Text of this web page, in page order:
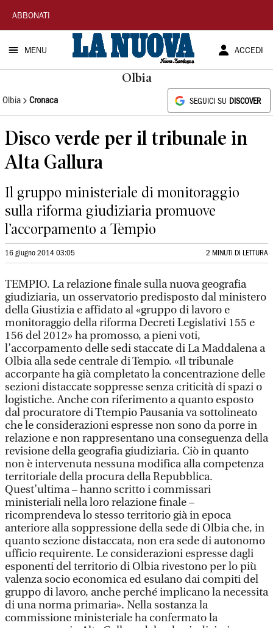
La
Nuova
Sardegna
ABBONATI
MENU ACCEDI
Olbia
Olbia Cronaca SEGUICI SU DISCOVER
Disco verde per il tribunale in
Alta Gallura
Il gruppo ministeriale di monitoraggio
sulla riforma giudiziaria promuove
l’accorpamento a Tempio
16 giugno 2014 03:05 2 MINUTI DI LETTURA
TEMPIO. La relazione finale sulla nuova geografia
giudiziaria, un osservatorio predisposto dal ministero
della Giustizia e affidato al «gruppo di lavoro e
monitoraggio della riforma Decreti Legislativi 155 e
156 del 2012» ha promosso, a pieni voti,
l’accorpamento delle sedi staccate di La Maddalena a
Olbia alla sede centrale di Tempio. «Il tribunale
accorpante ha già completato la concentrazione delle
sezioni distaccate soppresse senza criticità di spazi o
logistiche. Anche con riferimento a quanto esposto
dal procuratore di Ttempio Pausania va sottolineato
che le considerazioni espresse non sono da porre in
relazione e non rappresentano una conseguenza della
revisione della geografia giudiziaria. Ciò in quanto
non è intervenuta nessuna modifica alla competenza
territoriale della procura della Repubblica.
Quest’ultima – hanno scritto i commissari
ministeriali nella loro relazione finale –
ricomprendeva lo stesso territorio già in epoca
anteriore alla soppressione della sede di Olbia che, in
quanto sezione distaccata, non era sede di autonomo
ufficio requirente. Le considerazioni espresse dagli
esponenti del territorio di Olbia rivestono per lo più
valenza socio economica ed esulano dai compiti del
gruppo di lavoro, anche perché implicano la necessita
di una norma primaria». Nella sostanza la
commissione ministeriale ha confermato la